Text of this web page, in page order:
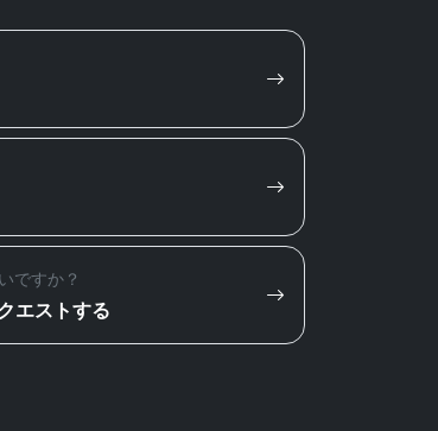
ですか？
エストする